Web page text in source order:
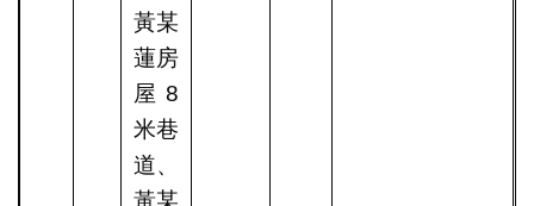
黃某
蓮房
屋8
米巷
道、
黃某